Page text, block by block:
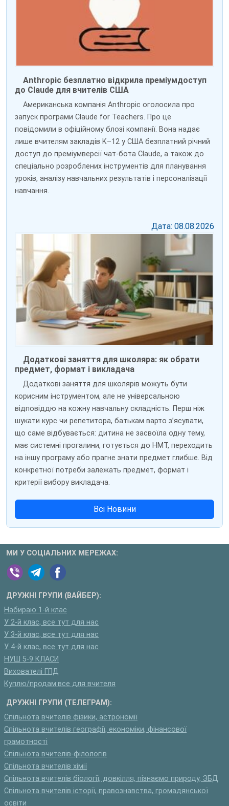
Anthropic безплатно відкрила преміумдоступ
до Claude для вчителів США
Американська компанія Anthropic оголосила про
запуск програми Claude for Teachers. Про це
повідомили в офіційному блозі компанії. Вона надає
лише вчителям закладів K–12 у США безплатний річний
доступ до преміумверсії чат-бота Claude, а також до
спеціально розроблених інструментів для планування
уроків, аналізу навчальних результатів і персоналізації
навчання.
Дата: 08.08.2026
Додаткові заняття для школяра: як обрати
предмет, формат і викладача
Додаткові заняття для школярів можуть бути
корисним інструментом, але не універсальною
відповіддю на кожну навчальну складність. Перш ніж
шукати курс чи репетитора, батькам варто з’ясувати,
що саме відбувається: дитина не засвоїла одну тему,
має системні прогалини, готується до НМТ, переходить
на іншу програму або прагне знати предмет глибше. Від
конкретної потреби залежать предмет, формат і
критерії вибору викладача.
Всі Новини
МИ У СОЦІАЛЬНИХ МЕРЕЖАХ:
ДРУЖНІ ГРУПИ (ВАЙБЕР):
Набираю 1-й клас
У 2-й клас, все тут для нас
У 3-й клас, все тут для нас
У 4-й клас, все тут для нас
НУШ 5-9 КЛАСИ
Вихователі ГПД
Куплю/продам:все для вчителя
ДРУЖНІ ГРУПИ (ТЕЛЕГРАМ):
Спільнота вчителів фізики, астрономії
Спільнота вчителів географії, економіки, фінансової
грамотності
Спільнота вчителів-філологів
Спільнота вчителів хімії
Спільнота вчителів біології, довкілля, пізнаємо природу, ЗБД
Спільнота вчителів історії, правознавства, громадянської
освіти